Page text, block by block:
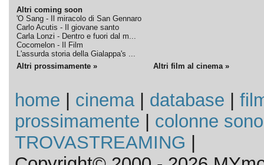
Altri coming soon
'O Sang - Il miracolo di San Gennaro
Carlo Acutis - Il giovane santo
Carla Lonzi - Dentro e fuori dal m...
Cocomelon - Il Film
L'assurda storia della Gialappa's ...
Altri prossimamente » Altri film al cinema »
home cinema| database
prossimamente
colonne
TROVASTREAMING